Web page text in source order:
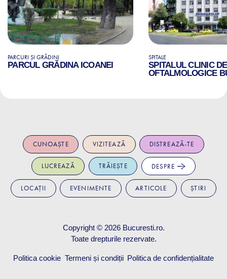
PARCURI ȘI GRĂDINI
PARCUL GRĂDINA ICOANEI
SPITALE
SPITALUL CLINIC
OFTALMOLOGICE
CUNOAȘTE VIZITEAZĂ DISTREAZĂ-TE
LUCREAZĂ TRĂIEȘTE DESPRE
LOCAȚII EVENIMENTE ARTICOLE ȘTIRI
Copyright © 2026 Bucuresti.ro.
Toate drepturile rezervate.
Politica cookie Termeni și condiții Politica de confidențialitate